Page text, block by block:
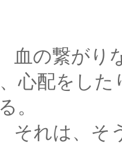
どない
心配をし
。
いうこ